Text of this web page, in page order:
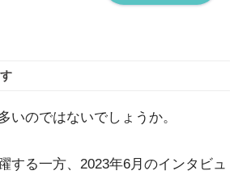
のではないでしょうか。
する一方、2023年6月のインタビュ